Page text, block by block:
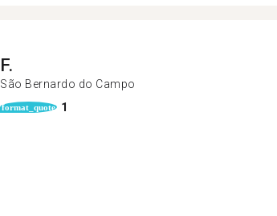
F.
São Bernardo do Campo
format_quote 1